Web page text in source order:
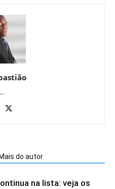
...
Mais do autor
na lista: veja os